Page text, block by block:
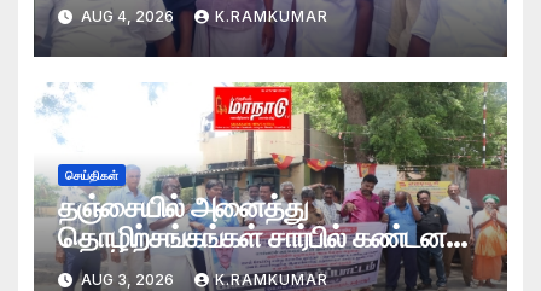
AUG 4, 2026 K.RAMKUMAR
செய்திகள்
தஞ்சையில் அனைத்து
தொழிற்சங்கங்கள் சார்பில் கண்டன
ஆர்ப்பாட்டம்
AUG 3, 2026 K.RAMKUMAR